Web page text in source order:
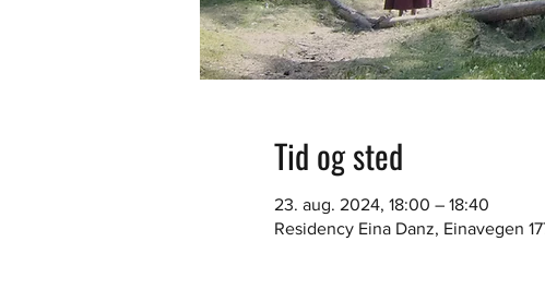
Tid og sted
23. aug. 2024, 18:00 – 18:40
Residency Eina Danz, Einavegen